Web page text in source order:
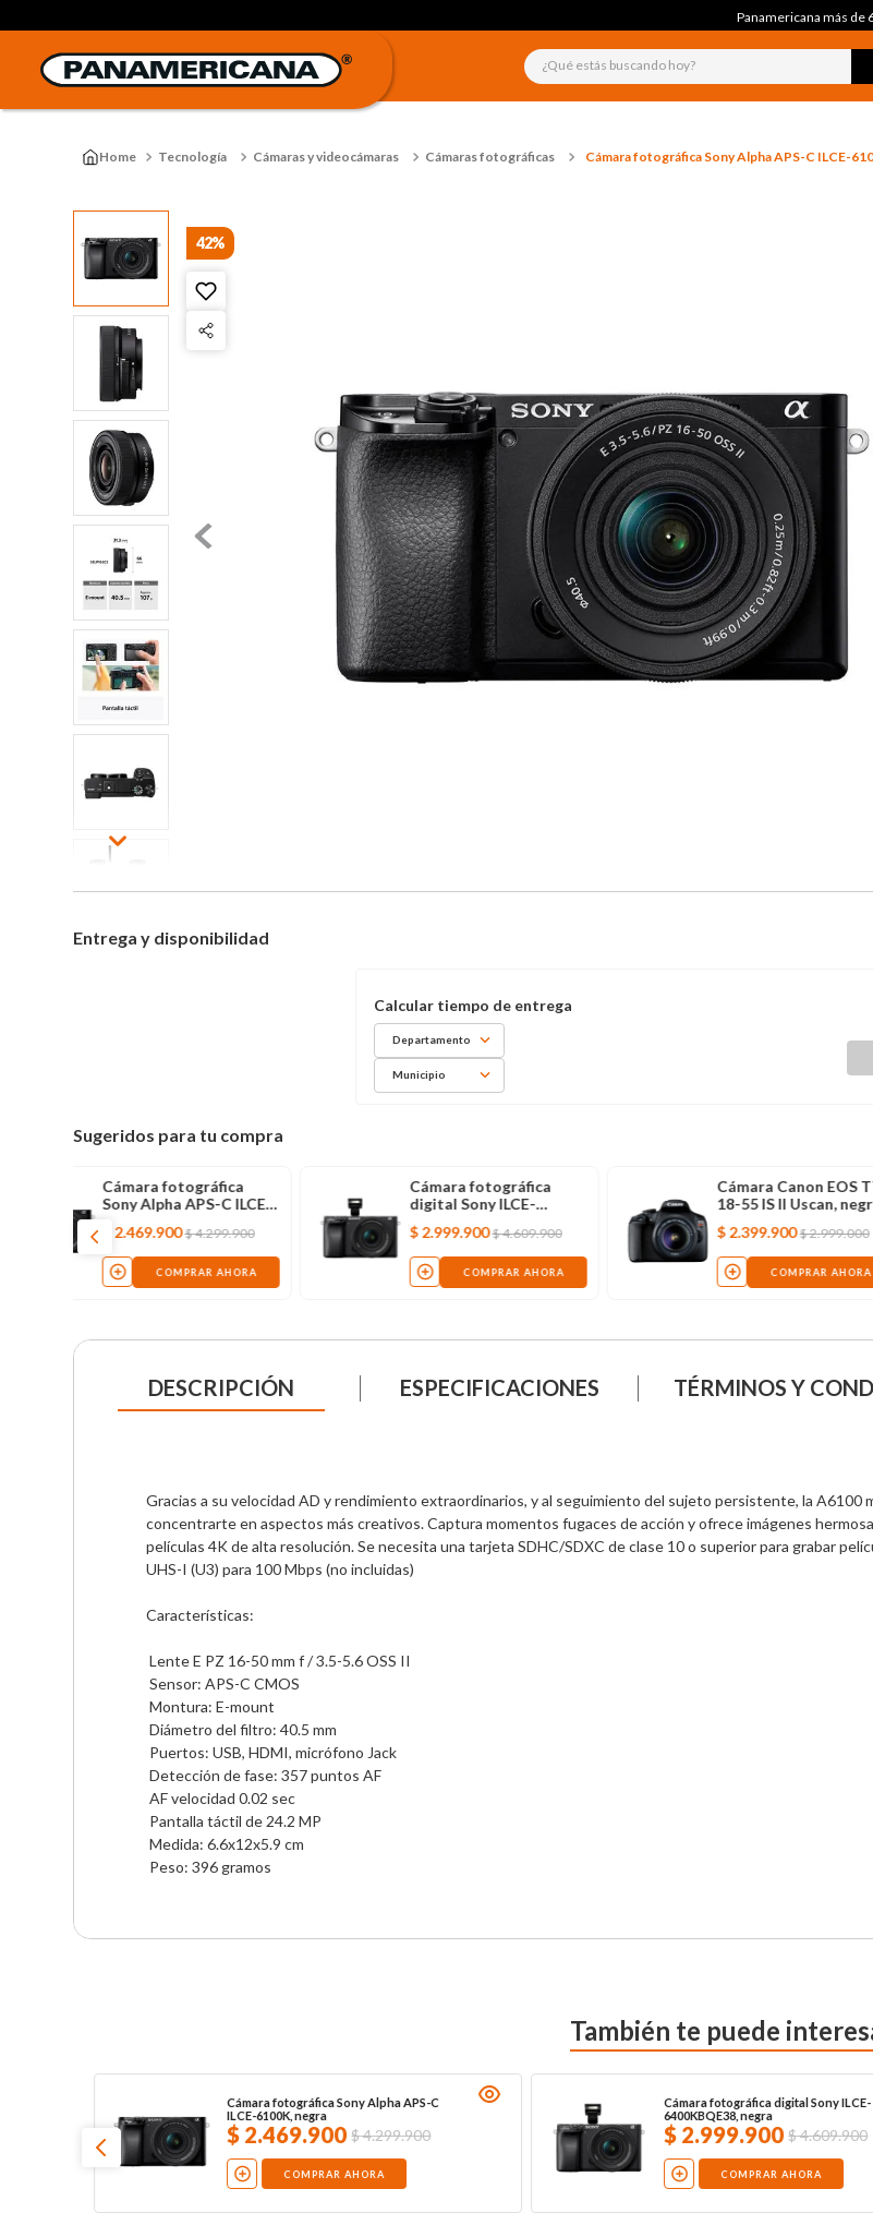
Panamericana más de
¿Qué estás buscando hoy?
Tecnología Cámaras y videocámaras Cámaras fotográficas Cámara fotográfica Sony Alpha APS-C ILCE-
42%
Entrega y disponibilidad
Departamento
Municipio
Sugeridos para tu compra
Cámara Canon EOS T7
18-55 IS II Uscan, negra
$2.399.900 000
COMPRAR AHORA
Cámara fotográfica
Sony ZV-E10K, negra
NO DISPONIBLE
Cámara
DESCRIPCIÓN ESPECIFICACIONES TÉRMINOS Y
Gracias a su velocidad AD y rendimiento extraordinarios, y al seguimiento del sujeto persistente, la A6100
concentrarte en aspectos más creativos. Captura momentos fugaces de acción y ofrece imágenes
películas 4K de alta resolución. Se necesita una tarjeta SDHC/SDXC de clase 10 o superior para grabar
UHS-I (U3) para 100 Mbps (no incluidas)
Características:
Lente E PZ 16-50 mm f / 3.5-5.6 OSS II
Sensor: APS-C CMOS
Montura: E-mount
Diámetro del filtro: 40.5 mm
Detección de fase: 357 puntos AF
AF velocidad 0.02 sec
Medida: 6.6x12x5.9 cm
Peso: 396 gramos
También te puede
Cámara fotográfica Sony ZV-E10K, negra
NO DISPONIBLE
NO DISPONIBLE